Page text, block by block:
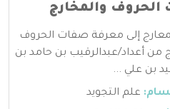
والمخارج
إلى معرفة صفات الحروف
من أعداد/عبدالرقيب بن حامد بن
بن علي ...
علم التجويد